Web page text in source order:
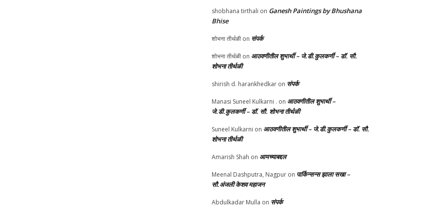
shobhana tirthali on Ganesh Paintings by Bhushana
Bhise
शोभना तीर्थळी on संपर्क
शोभना तीर्थळी on आठवणीतील शुभार्थी – जे.डी.कुलकर्णी – डॉ. सौ.
शोभना तीर्थळी
shirish d. harankhedkar on संपर्क
Manasi Suneel Kulkarni . on आठवणीतील शुभार्थी –
जे.डी.कुलकर्णी – डॉ. सौ. शोभना तीर्थळी
Suneel Kulkarni on आठवणीतील शुभार्थी – जे.डी.कुलकर्णी – डॉ. सौ.
शोभना तीर्थळी
Amarish Shah on आमच्याबद्दल
Meenal Dashputra, Nagpur on पार्किन्सन्स झाला सखा –
सौ.अंजली केशव महाजन
Abdulkadar Mulla on संपर्क